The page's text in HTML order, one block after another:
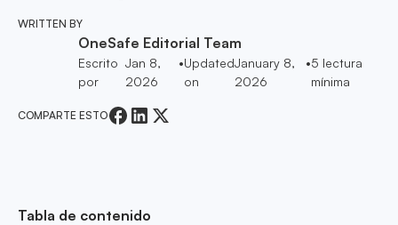
WRITTEN BY
OneSafe Editorial Team
Escrito
por
Jan 8,
2026
•Updated
on
January 8,
2026
•5 lectura
mínima
COMPARTE ESTO
Tabla de contenido